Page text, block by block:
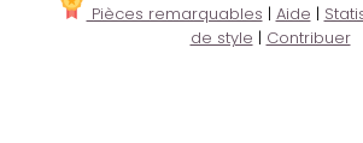
Pièces remarquables | Aide |
de style | Contribuer